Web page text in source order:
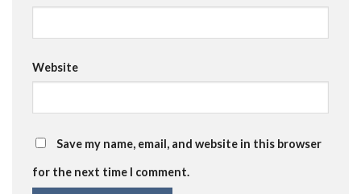
Website
Save my name, email, and website in this browser
for the next time I comment.